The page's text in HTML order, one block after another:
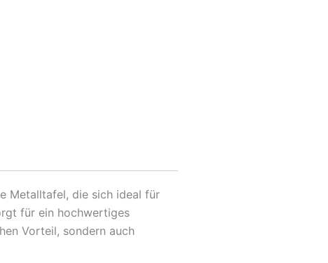
Metalltafel, die sich ideal für
für ein hochwertiges
Vorteil, sondern auch